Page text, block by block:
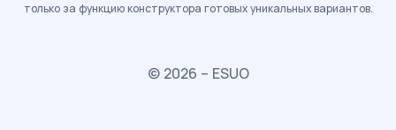
только за функцию конструктора готовых уникальных вариантов.
© 2026 – ESUO